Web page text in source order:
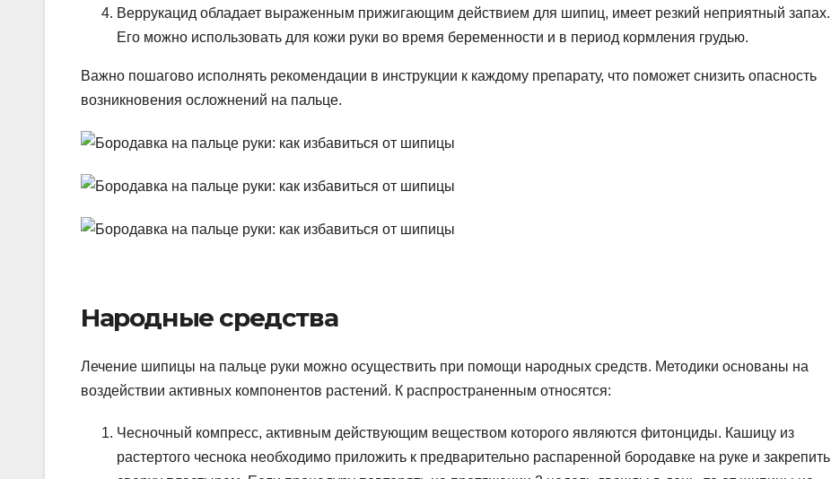
Веррукацид обладает выраженным прижигающим действием для шипиц, имеет резкий неприятный запах.
Его можно использовать для кожи руки во время беременности и в период кормления грудью.
Важно пошагово исполнять рекомендации в инструкции к каждому препарату, что поможет снизить опасность
возникновения осложнений на пальце.
Народные средства
Лечение шипицы на пальце руки можно осуществить при помощи народных средств. Методики основаны на
воздействии активных компонентов растений. К распространенным относятся:
Чесночный компресс, активным действующим веществом которого являются фитонциды. Кашицу из
растертого чеснока необходимо приложить к предварительно распаренной бородавке на руке и закрепить